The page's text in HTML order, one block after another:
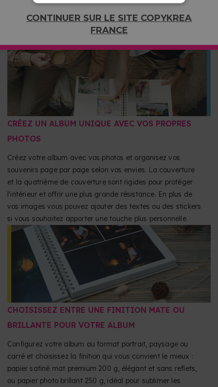
CONTINUER SUR LE SITE COPYKREA
FRANCE
parcourez ce qui facilite la visualisation de chaque image
CRÉEZ UN ALBUM UNIQUE AVEC VOS PROPRES
PHOTOS
Créez votre album avec vos photos et organisez vos
souvenirs page par page selon vos envies. La couverture
et la quatrième de couverture sont rigides pour protéger
l'intérieur et offrir une plus grande résistance. En plus de
vos images vous pouvez ajouter des textes ou des stickers
si vous souhaitez apporter une touche plus personnelle.
CHOISISSEZ ENTRE UNE FINITION MATE OU
BRILLANTE POUR VOTRE ALBUM
Configurez votre album au format portrait, paysage ou
carré et choisissez la finition qui vous convient le mieux :
papier satiné mat premium 200 g, élégant et sans reflets,
ou papier photo brillant 250 g, idéal pour sublimer les